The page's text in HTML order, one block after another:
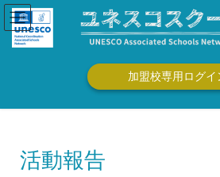
コ
ン
移
ナ
ビ
ン
加盟校専用ログイ
活動報告